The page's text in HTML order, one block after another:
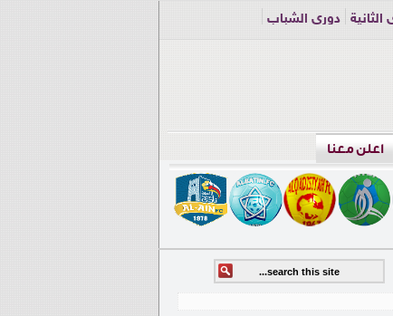
الثانية
دوري الشباب
اعلن معنا